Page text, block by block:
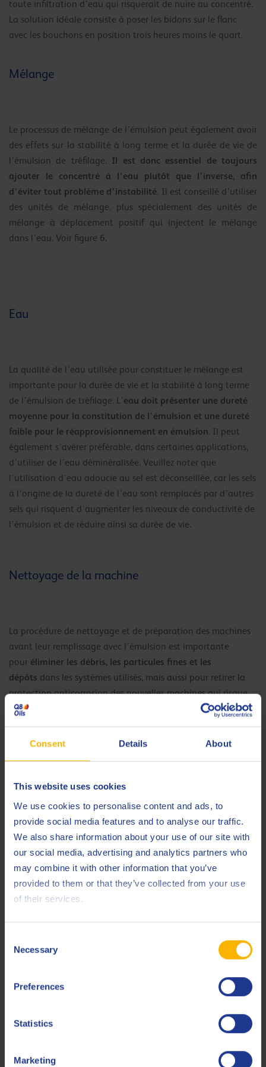
Consent Details About
This website uses cookies
We use cookies to personalise content and ads, to
provide social media features and to analyse our traffic.
We also share information about your use of our site with
our social media, advertising and analytics partners who
may combine it with other information that you’ve
provided to them or that they’ve collected from your use
of their services.
Selection
Necessary
Preferences
Statistics
Marketing
toute infiltration d’eau qui risquerait de nuire au concentré.
La solution idéale consiste à poser les bidons sur le flanc
avec les bouchons en position trois heures moins le quart.
Mélange
Le processus de mélange de l’émulsion peut également avoir
des effets sur la stabilité à long terme et la durée de vie de
l’émulsion de tréfilage. Il est donc essentiel de toujours
ajouter le concentré à l’eau plutôt que l’inverse, afin
d’éviter tout problème d’instabilité. Il est conseillé d’utiliser
des unités de mélange, plus spécialement des unités de
mélange à déplacement positif qui injectent le mélange
dans l’eau. Voir figure 6.
Eau
La qualité de l’eau utilisée pour constituer le mélange est
importante pour la durée de vie et la stabilité à long terme
de l’émulsion de tréfilage. L’eau doit présenter une dureté
moyenne pour la constitution de l’émulsion et une dureté
faible pour le réapprovisionnement en émulsion. Il peut
également s’avérer préférable, dans certaines applications,
d’utiliser de l’eau déminéralisée. Veuillez noter que
l’utilisation d’eau adoucie au sel est déconseillée, car les sels
à l’origine de la dureté de l’eau sont remplacés par d’autres
sels qui risquent d’augmenter les niveaux de conductivité de
l’émulsion et de réduire ainsi sa durée de vie.
Nettoyage de la machine
La procédure de nettoyage et de préparation des machines
avant leur remplissage avec l’émulsion est importante
pour éliminer les débris, les particules fines et les
dépôts dans les systèmes utilisés, mais aussi pour retirer la
protection anticorrosion des nouvelles machines qui risque
de favoriser le moussage initial de l’émulsion.
Entretien et maintenance
toute contamination biologique, afin d’économiser de
l’argent et de créer un environnement de travail plus sûr.
Précautions recommandées pour les émulsions
Veillez à maintenir l’émulsion de tréfilage au-dessus des